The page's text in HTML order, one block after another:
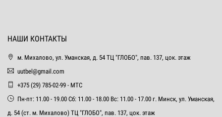
НАШИ КОНТАКТЫ
м. Михалово, ул. Уманская, д. 54 ТЦ "ГЛОБО", пав. 137, цок. этаж
uutbel@gmail.com
+375 (29) 785-02-99 - МТС
Пн-пт: 11.00 - 19.00 Сб: 11.00 - 18.00 Вс: 11.00 - 17.00 г. Минск, ул. Уманская,
д. 54 (ст. м. Михалово) ТЦ "ГЛОБО", пав. 137, цок. этаж